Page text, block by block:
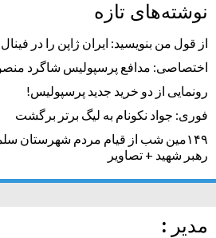
نوشته‌های تازه
از قول من بنویسید: ایران ژاپن را در
اختصاصی: مدافع پرسپولیس شاگرد
رونمایی از دو خرید جدید پرسپولیس!
فوری: جواد نکونام به لیگ برتر برگشت
۱۴۹مین شب از قیام مردم شهرستان
رهبر شهید + تصاویر
مدیر :